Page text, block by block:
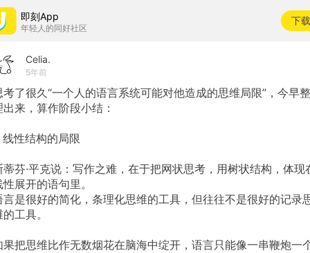
即刻App
年轻人的同好社区
下载
Celia.
5年前
考了很久“一个人的语言系统可能对他造成的思维局限”，今早整
出来，算作阶段小结：
线性结构的局限
蒂芬·平克说：写作之难，在于把网状思考，用树状结构，体现
性展开的语句里。
言是很好的简化，条理化思维的工具，但往往不是很好的记录
工具。
果把思维比作无数烟花在脑海中绽开，语言只能像一串鞭炮一